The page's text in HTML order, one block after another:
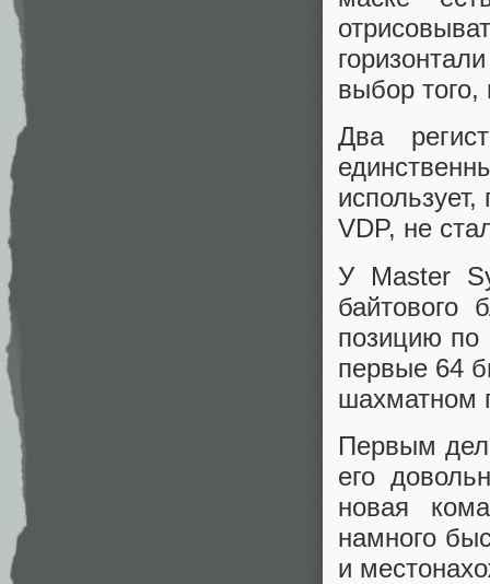
выбор того,
Два
VDP, не
У Master
позицию
первые 64
шахматном
Первым
его
новая
намного
и